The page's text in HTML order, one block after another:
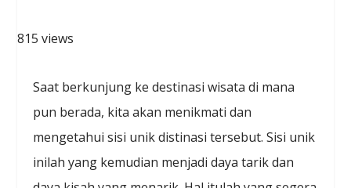
815 views
Saat berkunjung ke destinasi wisata di mana
pun berada, kita akan menikmati dan
mengetahui sisi unik distinasi tersebut. Sisi unik
inilah yang kemudian menjadi daya tarik dan